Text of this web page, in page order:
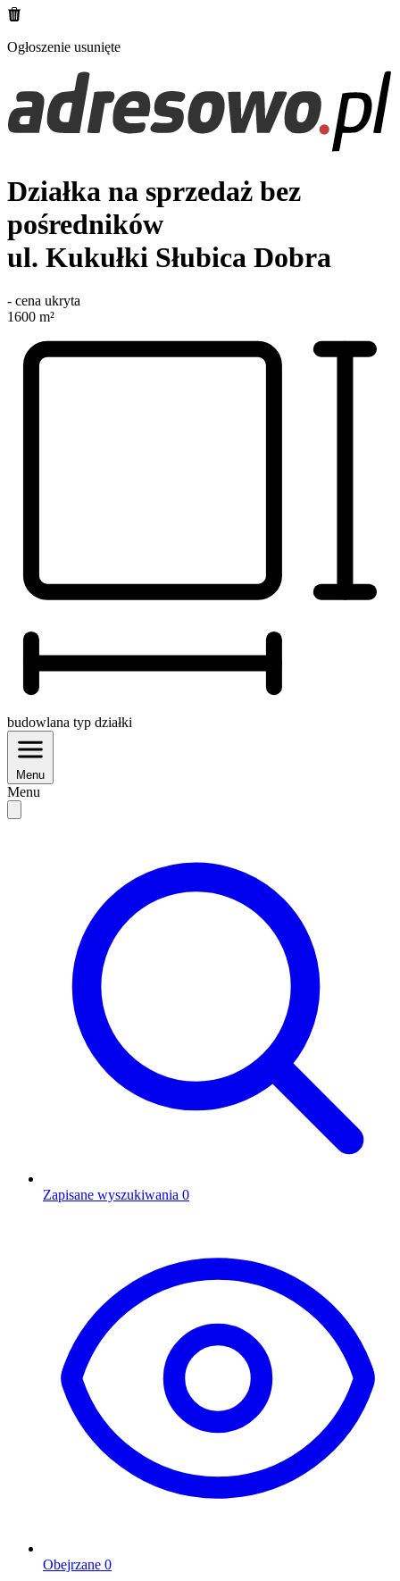
Ogłoszenie usunięte
Działka na sprzedaż bez
pośredników
ul. Kukułki Słubica Dobra
- cena ukryta
1600 m²
budowlana typ działki
Menu
Menu
Zapisane wyszukiwania 0
Obejrzane 0